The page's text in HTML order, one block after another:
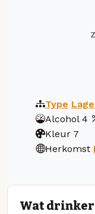
Type
Alcohol 4
Kleur 7
Herkomst
Wat